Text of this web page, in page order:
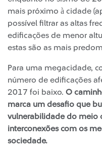
mais próximo à cidade
possível filtrar as altas
edificações de menor
estas são as mais
Para uma megacidade,
número de edificações
2017 foi baixo. O
marca um desafio que
vulnerabilidade do meio
interconexões com os
sociedade.